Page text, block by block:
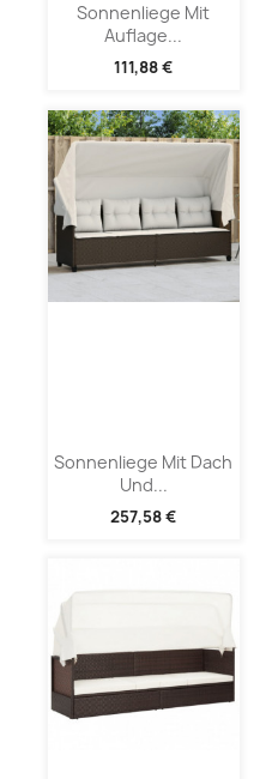
Sonnenliege Mit
Auflage...
111,88 €
Sonnenliege Mit Dach
Und...
257,58 €